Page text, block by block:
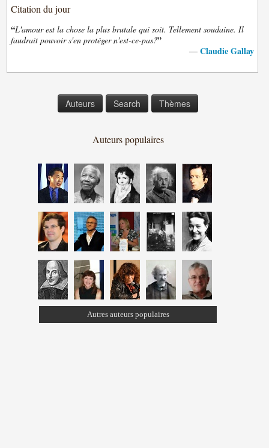
Citation du jour
“L'amour est la chose la plus brutale qui soit. Tellement soudaine. Il
faudrait pouvoir s'en protéger n'est-ce-pas?”
— Claudie Gallay
Auteurs Search Thèmes
Auteurs populaires
Autres auteurs populaires